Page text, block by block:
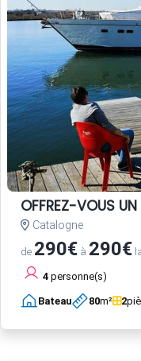
OFFREZ-VOUS UN
Catalogne
de 290€ à 290€
4 personne(s)
Bateau 80m² 2